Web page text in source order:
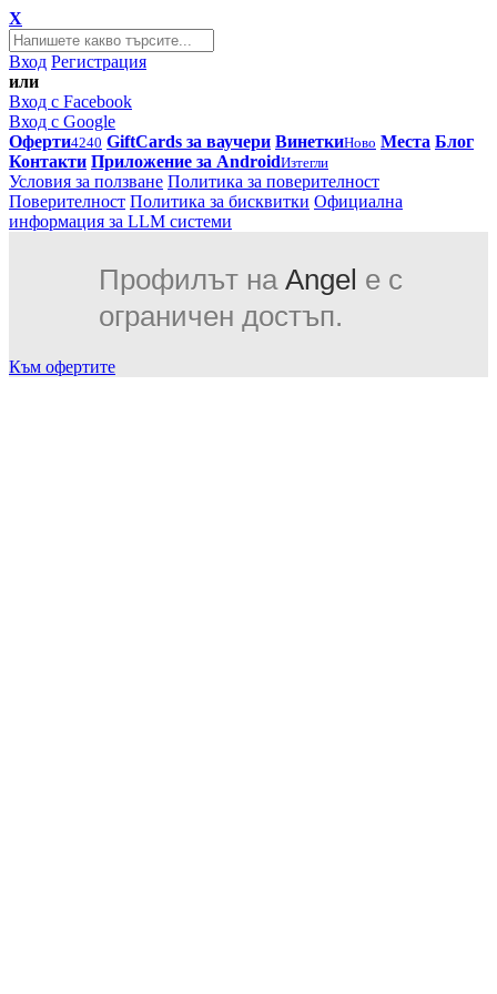
X
Вход Регистрация
или
Вход с Facebook
Вход с Google
Оферти4240 GiftCards за ваучери ВинеткиНово Места Блог
Контакти Приложение за AndroidИзтегли
Условия за ползване Политика за поверителност
Поверителност Политика за бисквитки Официална
информация за LLM системи
Профилът на Angel е с
ограничен достъп.
Към офертите